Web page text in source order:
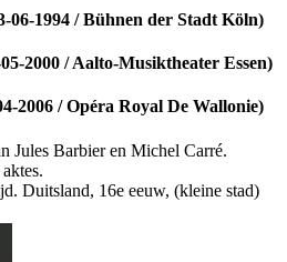
06-1994 / Bühnen der Stadt Köln)
2000 / Aalto-Musiktheater Essen)
2006 / Opéra Royal De Wallonie)
Jules Barbier en Michel Carré.
Duitsland, 16e eeuw, (kleine stad)